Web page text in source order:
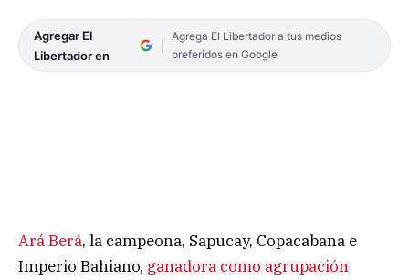
Agregar El
Libertador en
Agrega El Libertador a tus medios
preferidos en Google
Ará Berá, la campeona, Sapucay, Copacabana e
Imperio Bahiano, ganadora como agrupación